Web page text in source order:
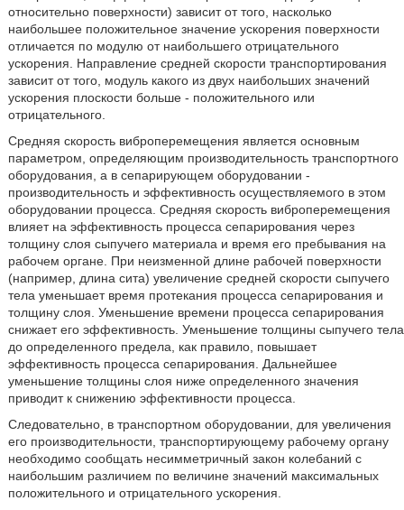
относительно поверхности) зависит от того, насколько
наибольшее положительное значение ускорения поверхности
отличается по модулю от наибольшего отрицательного
ускорения. Направление средней скорости транспортирования
зависит от того, модуль какого из двух наибольших значений
ускорения плоскости больше - положительного или
отрицательного.
Средняя скорость виброперемещения является основным
параметром, определяющим производительность транспортного
оборудования, а в сепарирующем оборудовании -
производительность и эффективность осуществляемого в этом
оборудовании процесса. Средняя скорость виброперемещения
влияет на эффективность процесса сепарирования через
толщину слоя сыпучего материала и время его пребывания на
рабочем органе. При неизменной длине рабочей поверхности
(например, длина сита) увеличение средней скорости сыпучего
тела уменьшает время протекания процесса сепарирования и
толщину слоя. Уменьшение времени процесса сепарирования
снижает его эффективность. Уменьшение толщины сыпучего тела
до определенного предела, как правило, повышает
эффективность процесса сепарирования. Дальнейшее
уменьшение толщины слоя ниже определенного значения
приводит к снижению эффективности процесса.
Следовательно, в транспортном оборудовании, для увеличения
его производительности, транспортирующему рабочему органу
необходимо сообщать несимметричный закон колебаний с
наибольшим различием по величине значений максимальных
положительного и отрицательного ускорения.